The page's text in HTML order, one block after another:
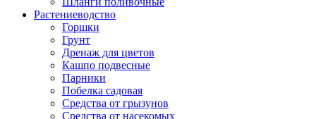
Растениеводство
Горшки
Грунт
Дренаж для цветов
Кашпо подвесные
Парники
Побелка садовая
Средства от грызунов
Средства от насекомых